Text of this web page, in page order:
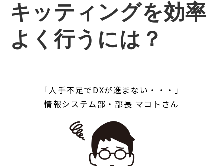
キッティングを効率
よく行うには？
「人手不足でDXが進まない・・・」
情報システム部・部長 マコトさん